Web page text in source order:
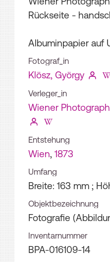
Rückseite -
Albuminpapier auf
Fotograf_in
Klösz, György
Verleger_in
Wiener
Entstehung
Wien, 1873
Umfang
Breite: 163 mm ;
Objektbezeichnung
Fotografie
Inventarnummer
BPA-016109-14